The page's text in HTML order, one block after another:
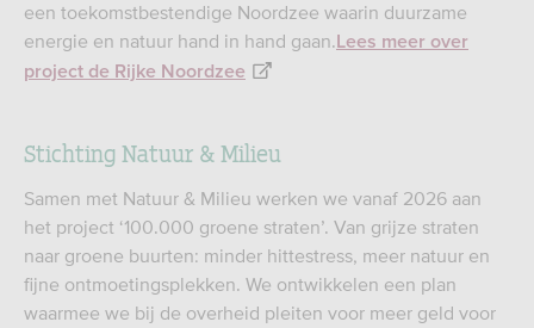
een toekomstbestendige Noordzee waarin duurzame
energie en natuur hand in hand gaan. Lees meer over
project de Rijke Noordzee
Stichting Natuur & Milieu
Samen met Natuur & Milieu werken we vanaf 2026 aan
het project ‘100.000 groene straten’. Van grijze straten
naar groene buurten: minder hittestress, meer natuur en
fijne ontmoetingsplekken. We ontwikkelen een plan
waarmee we bij de overheid pleiten voor meer geld voor